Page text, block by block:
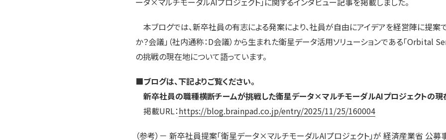
本ブログでは、新卒社員の有志による発案により、社員が自由にアイデアを経営陣に提案
か？会議」（社内通称：D会議）から生まれた衛星データ活用ソリューションである「Orbital
の挑戦の現在地について語っています。
■ブログは、下記よりご覧ください。
新卒社員の職種横断チームが挑戦した衛星データ×マルチモーダルAIプロジェクトの現
掲載URL：https://blog.brainpad.co.jp/entry/2025/11/25/160004
（参考）－ 新卒社員提案「衛星データ×マルチモーダルAIプロジェクト」が 経済産業省 公